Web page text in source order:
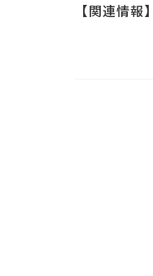
【関連情報】